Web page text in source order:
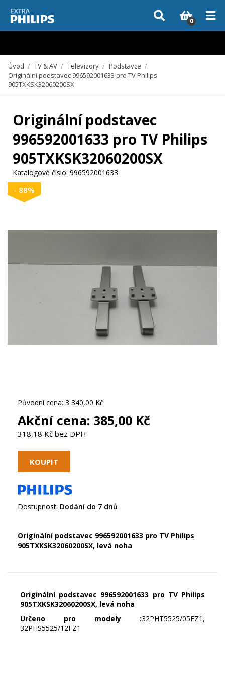
Vzhledem k aktuální situaci se může dodání dílů, které nejsou skladem,
zpozdit. Děkujeme za pochopení.
0
Úvod / TV & AV / Televizory / Podstavce /
Originální podstavec 996592001633 pro TV Philips
905TXKSK32060200SX
Originální podstavec
996592001633 pro TV Philips
905TXKSK32060200SX
Katalogové číslo: 996592001633
- 88%
Původní cena: 3 340,00 Kč
Akční cena: 385,00 Kč
318,18 Kč bez DPH
Dostupnost: Dodání do 7 dnů
Originální podstavec 996592001633 pro TV Philips
905TXKSK32060200SX, levá noha
Originální podstavec 996592001633 pro TV Philips
905TXKSK32060200SX, levá noha
Určeno pro modely :32PHT5525/05FZ1,
32PHS5525/12FZ1